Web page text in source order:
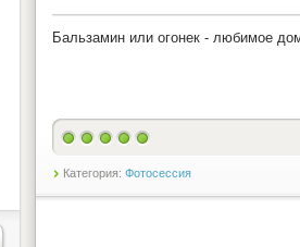
Бальзамин или огонек - любимое
Категория: Фотосессия